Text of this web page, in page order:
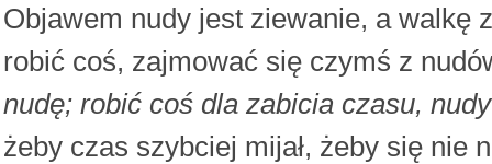
Objawem nudy jest ziewanie, a walkę
robić coś, zajmować się czymś z
nudę; robić coś dla zabicia czasu, nudy
żeby czas szybciej mijał, żeby się nie